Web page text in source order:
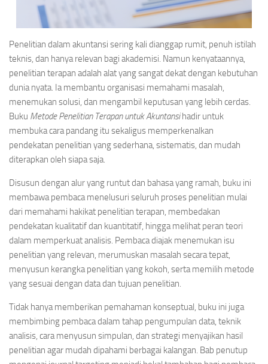
Penelitian dalam akuntansi sering kali dianggap rumit, penuh istilah
teknis, dan hanya relevan bagi akademisi. Namun kenyataannya,
penelitian terapan adalah alat yang sangat dekat dengan kebutuhan
dunia nyata. Ia membantu organisasi memahami masalah,
menemukan solusi, dan mengambil keputusan yang lebih cerdas.
Buku Metode Penelitian Terapan untuk Akuntansihadir untuk
membuka cara pandang itu sekaligus memperkenalkan
pendekatan penelitian yang sederhana, sistematis, dan mudah
diterapkan oleh siapa saja.
Disusun dengan alur yang runtut dan bahasa yang ramah, buku ini
membawa pembaca menelusuri seluruh proses penelitian mulai
dari memahami hakikat penelitian terapan, membedakan
pendekatan kualitatif dan kuantitatif, hingga melihat peran teori
dalam memperkuat analisis. Pembaca diajak menemukan isu
penelitian yang relevan, merumuskan masalah secara tepat,
menyusun kerangka penelitian yang kokoh, serta memilih metode
yang sesuai dengan data dan tujuan penelitian.
Tidak hanya memberikan pemahaman konseptual, buku ini juga
membimbing pembaca dalam tahap pengumpulan data, teknik
analisis, cara menyusun simpulan, dan strategi menyajikan hasil
penelitian agar mudah dipahami berbagai kalangan. Bab penutup